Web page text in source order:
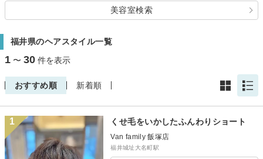
美容室検索
福井県のヘアスタイル一覧
1 〜 30 件を表示
おすすめ順 新着順
1 くせ毛をいかしたふんわりショート
Van family 飯塚店
福井城址大名町駅